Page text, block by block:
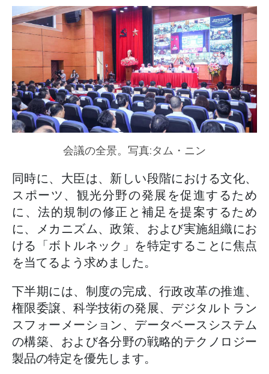
会議の全景。写真:タム・ニン
同時に、大臣は、新しい段階における文化、
スポーツ、観光分野の発展を促進するため
に、法的規制の修正と補足を提案するため
に、メカニズム、政策、および実施組織にお
ける「ボトルネック」を特定することに焦点
を当てるよう求めました。
下半期には、制度の完成、行政改革の推進、
権限委譲、科学技術の発展、デジタルトラン
スフォーメーション、データベースシステム
の構築、および各分野の戦略的テクノロジー
製品の特定を優先します。